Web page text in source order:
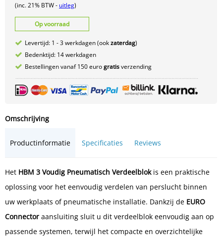
(inc. 21% BTW - uitleg)
Op voorraad
Levertijd: 1 - 3 werkdagen (ookzaterdag)
Bedenktijd: 14 werkdagen
Bestellingen vanaf 150 eurogratisverzending
Omschrijving
Productinformatie Specificaties Reviews
Het HBM 3 Voudig Pneumatisch Verdeelblokis een praktische
oplossing voor het eenvoudig verdelen van perslucht binnen
uw werkplaats of pneumatische installatie. Dankzij de EURO
Connector aansluiting sluit u dit verdeelblok eenvoudig aan op
passende systemen, terwijl het compacte en overzichtelijke